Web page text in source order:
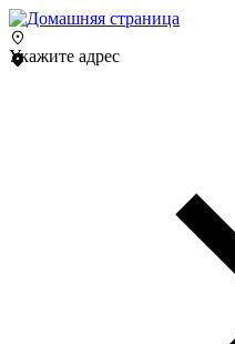
Укажите адрес